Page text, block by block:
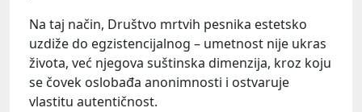
Na taj način, Društvo mrtvih pesnika estetsko
uzdiže do egzistencijalnog – umetnost nije ukras
života, već njegova suštinska dimenzija, kroz koju
se čovek oslobađa anonimnosti i ostvaruje
vlastitu autentičnost.